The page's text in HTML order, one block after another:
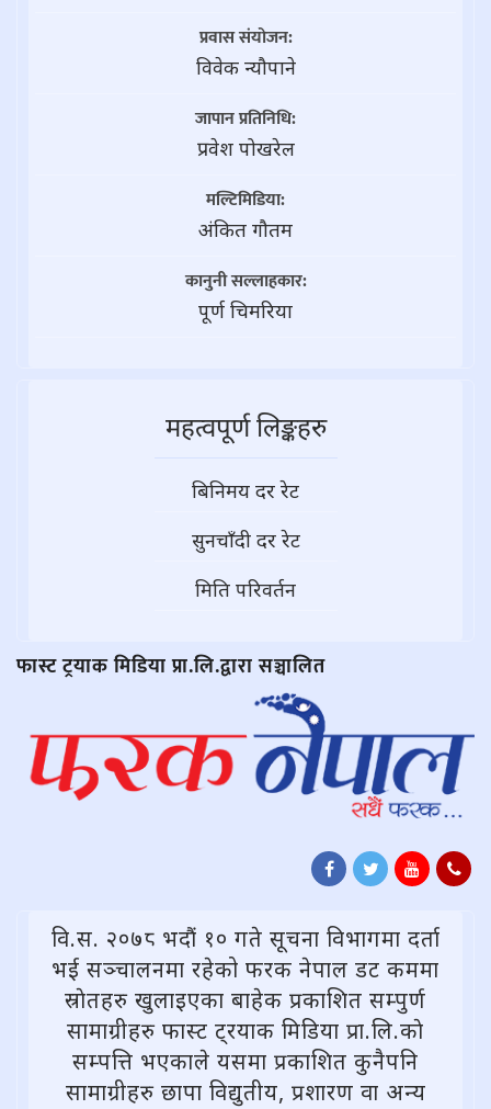
प्रवास संयोजन:
विवेक न्यौपाने
जापान प्रतिनिधि:
प्रवेश पोखरेल
मल्टिमिडिया:
अंकित गौतम
कानुनी सल्लाहकार:
पूर्ण चिमरिया
महत्वपूर्ण लिङ्कहरु
बिनिमय दर रेट
सुनचाँदी दर रेट
मिति परिवर्तन
फास्ट ट्रयाक मिडिया प्रा.लि.द्वारा सञ्चालित
वि.स. २०७८ भदौं १० गते सूचना विभागमा दर्ता
भई सञ्चालनमा रहेको फरक नेपाल डट कममा
स्राेतहरु खुलाइएका बाहेक प्रकाशित सम्पुर्ण
सामाग्रीहरु फास्ट ट्रयाक मिडिया प्रा.लि.काे
सम्पत्ति भएकाले यसमा प्रकाशित कुनैपनि
सामाग्रीहरु छापा विद्युतीय, प्रशारण वा अन्य